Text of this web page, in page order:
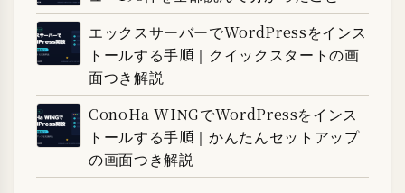
エックスサーバーでWordPressをインス
トールする手順｜クイックスタートの画
面つき解説
ConoHa WINGでWordPressをインス
トールする手順｜かんたんセットアップ
の画面つき解説